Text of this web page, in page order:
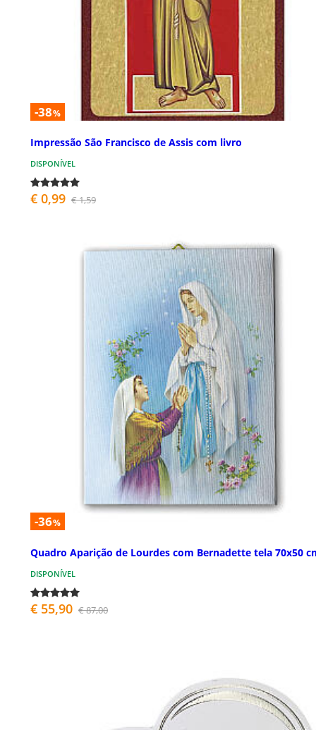
-38%
Impressão São Francisco de Assis com livro
DISPONÍVEL
€ 0,99 € 1,59
-36%
Quadro Aparição de Lourdes com Bernadette tela 70x50
DISPONÍVEL
€ 55,90 € 87,00